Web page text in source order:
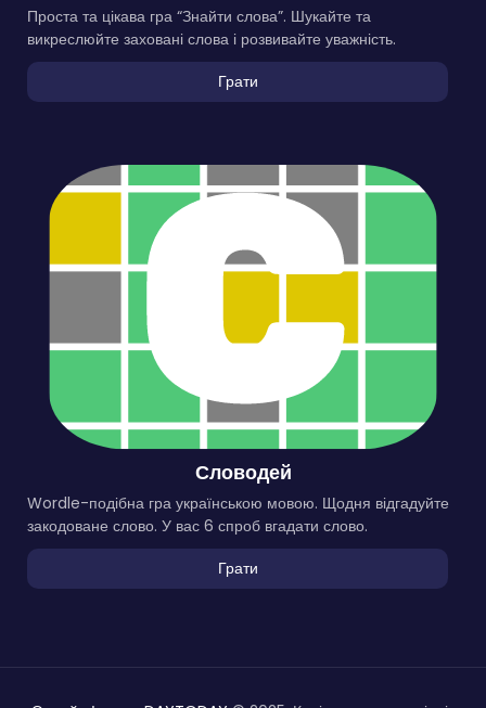
Проста та цікава гра “Знайти слова”. Шукайте та
викреслюйте заховані слова і розвивайте уважність.
Грати
Словодей
Wordle-подібна гра українською мовою. Щодня відгадуйте
закодоване слово. У вас 6 спроб вгадати слово.
Грати